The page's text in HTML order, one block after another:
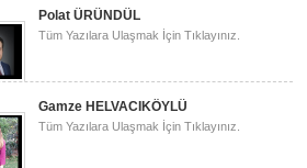
Polat ÜRÜNDÜL
Tüm Yazılara Ulaşmak İçin Tıklayınız.
Gamze HELVACIKÖYLÜ
Tüm Yazılara Ulaşmak İçin Tıklayınız.